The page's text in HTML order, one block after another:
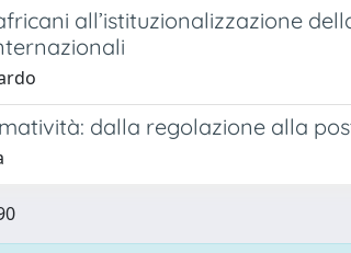
all’istituzionalizzazione
dalla regolazione alla